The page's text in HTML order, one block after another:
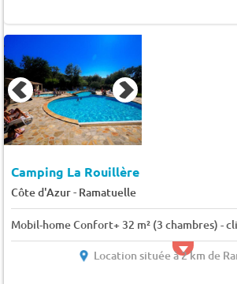
Camping La Rouillère
Côte d'Azur- Ramatuelle
Mobil-home Confort+ 32 m² (3 chambres) -
Location située à 2 km de